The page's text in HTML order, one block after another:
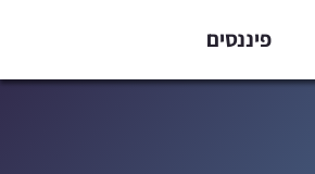
פיננסים